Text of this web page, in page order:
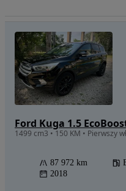
Ford Kuga 1.5
1499 cm3 • 150 KM • Pierwszy
87 972 km
2018